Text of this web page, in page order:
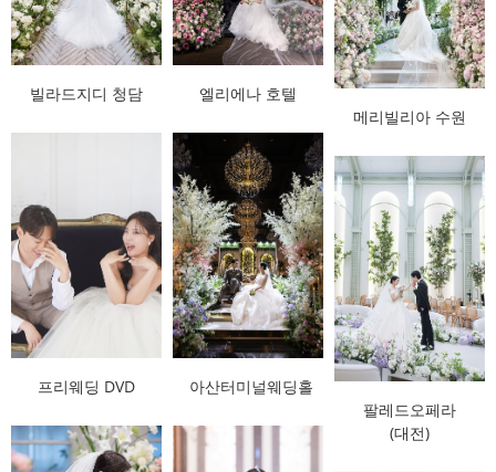
빌라드지디 청담
엘리에나 호텔
메리빌리아 수원
프리웨딩 DVD
아산터미널웨딩홀
팔레드오페라
(대전)